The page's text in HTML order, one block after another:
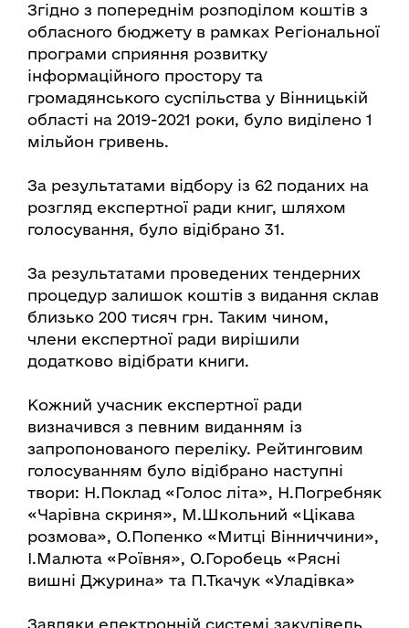
Згідно з попереднім розподілом коштів з
обласного бюджету в рамках Регіональної
програми сприяння розвитку
інформаційного простору та
громадянського суспільства у Вінницькій
області на 2019-2021 роки, було виділено 1
мільйон гривень.
За результатами відбору із 62 поданих на
розгляд експертної ради книг, шляхом
голосування, було відібрано 31.
За результатами проведених тендерних
процедур залишок коштів з видання склав
близько 200 тисяч грн. Таким чином,
члени експертної ради вирішили
додатково відібрати книги.
Кожний учасник експертної ради
визначився з певним виданням із
запропонованого переліку. Рейтинговим
голосуванням було відібрано наступні
твори: Н.Поклад «Голос літа», Н.Погребняк
«Чарівна скриня», М.Школьний «Цікава
розмова», О.Попенко «Митці Вінниччини»,
І.Малюта «Роївня», О.Горобець «Рясні
вишні Джурина» та П.Ткачук «Уладівка»
Завдяки електронній системі закупівель